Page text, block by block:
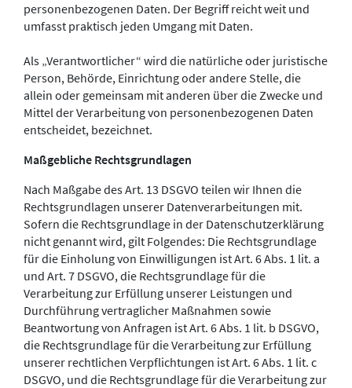
personenbezogenen Daten. Der Begriff reicht weit und
umfasst praktisch jeden Umgang mit Daten.
Als „Verantwortlicher“ wird die natürliche oder juristische
Person, Behörde, Einrichtung oder andere Stelle, die
allein oder gemeinsam mit anderen über die Zwecke und
Mittel der Verarbeitung von personenbezogenen Daten
entscheidet, bezeichnet.
Maßgebliche Rechtsgrundlagen
Nach Maßgabe des Art. 13 DSGVO teilen wir Ihnen die
Rechtsgrundlagen unserer Datenverarbeitungen mit.
Sofern die Rechtsgrundlage in der Datenschutzerklärung
nicht genannt wird, gilt Folgendes: Die Rechtsgrundlage
für die Einholung von Einwilligungen ist Art. 6 Abs. 1 lit. a
und Art. 7 DSGVO, die Rechtsgrundlage für die
Verarbeitung zur Erfüllung unserer Leistungen und
Durchführung vertraglicher Maßnahmen sowie
Beantwortung von Anfragen ist Art. 6 Abs. 1 lit. b DSGVO,
die Rechtsgrundlage für die Verarbeitung zur Erfüllung
unserer rechtlichen Verpflichtungen ist Art. 6 Abs. 1 lit. c
DSGVO, und die Rechtsgrundlage für die Verarbeitung zur